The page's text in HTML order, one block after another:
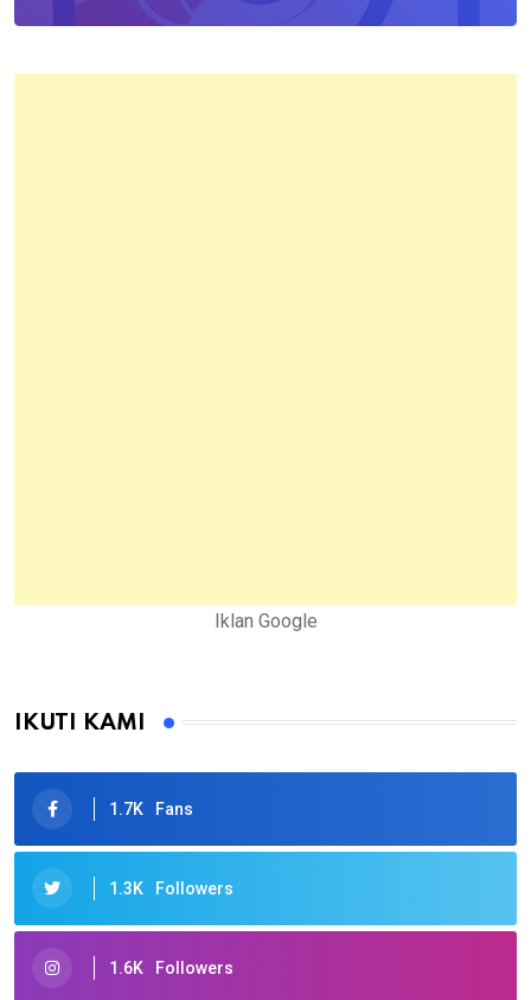
Kota
Iklan Google
IKUTI KAMI
1.7K Fans
1.3K Followers
1.6K Followers